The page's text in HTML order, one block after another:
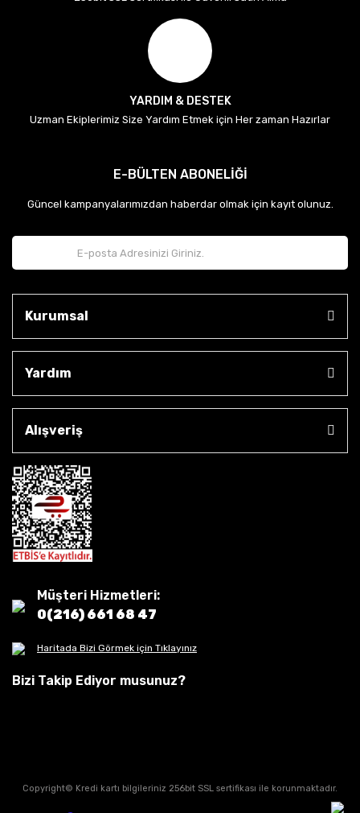
YARDIM & DESTEK
Uzman Ekiplerimiz Size Yardım Etmek için Her zaman Hazırlar
E-BÜLTEN ABONELİĞİ
Güncel kampanyalarımızdan haberdar olmak için kayıt olunuz.
Kurumsal
Yardım
Alışveriş
Müşteri Hizmetleri:
0(216) 661 68 47
Haritada Bizi Görmek için Tıklayınız
Bizi Takip Ediyor musunuz?
Copyright© Kredi kartı bilgileriniz 256bit SSL sertifikası ile korunmaktadır.